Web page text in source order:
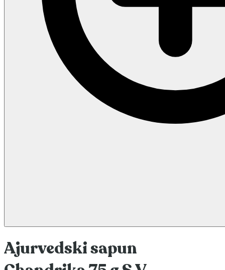
Ajurvedski sapun